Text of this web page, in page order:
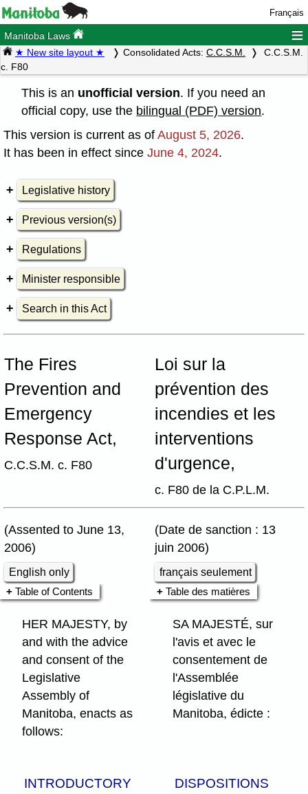
Français
Manitoba Laws ≡
★ New site layout ★ Consolidated Acts: C.C.S.M.
C.C.S.M.
c. F80
This is an unofficial version. If you need an
official copy, use the bilingual (PDF) version.
This version is current as of August 5, 2026.
It has been in effect since June 4, 2024.
Legislative history
Previous version(s)
Regulations
Minister responsible
Search in this Act
The Fires
Prevention and
Emergency
Response Act,
C.C.S.M. c. F80
Loi sur la
prévention des
incendies et les
interventions
d'urgence,
c. F80 de la C.P.L.M.
(Assented to June 13,
2006)
(Date de sanction : 13
juin 2006)
English only
français seulement
Table of Contents
Table des matières
HER MAJESTY, by
and with the advice
and consent of the
Legislative
Assembly of
Manitoba, enacts as
follows:
SA MAJESTÉ, sur
l'avis et avec le
consentement de
l'Assemblée
législative du
Manitoba, édicte :
INTRODUCTORY
DISPOSITIONS